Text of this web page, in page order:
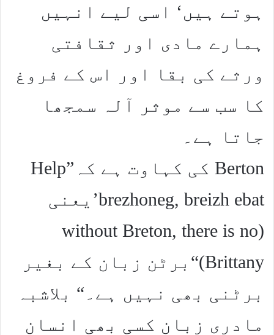
ہوتے ہیں‘ اسی لیے انہیں
ہمارے مادی اور ثقافتی
ورثے کی بقا اور اس کے فروغ
کا سب سے موثر آلہ سمجھا
جاتا ہے۔
Berton کی کہاوت ہے کہ”Help
brezhoneg, breizh ebat’یعنی
(without Breton, there is no
Brittany)“برٹن زبان کے بغیر
برٹنی بھی نہیں ہے۔“ بلاشبہ
مادری زبان کسی بھی انسان